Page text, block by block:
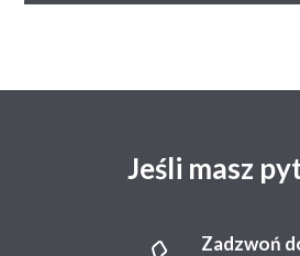
Jeśli masz
Zadzwoń